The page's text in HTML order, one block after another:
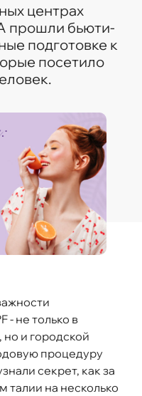
центрах
прошли бьюти-
подготовке к
посетило
- не только в
и городской
процедуру
секрет, как за
талии на несколько